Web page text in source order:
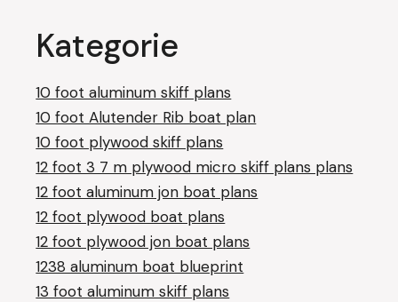
Kategorie
10 foot aluminum skiff plans
10 foot Alutender Rib boat plan
10 foot plywood skiff plans
12 foot 3 7 m plywood micro skiff plans plans
12 foot aluminum jon boat plans
12 foot plywood boat plans
12 foot plywood jon boat plans
1238 aluminum boat blueprint
13 foot aluminum skiff plans